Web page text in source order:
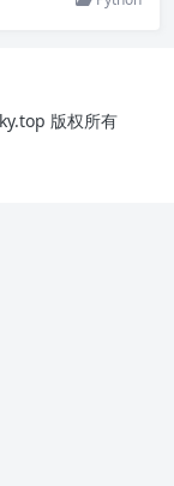
版权所有